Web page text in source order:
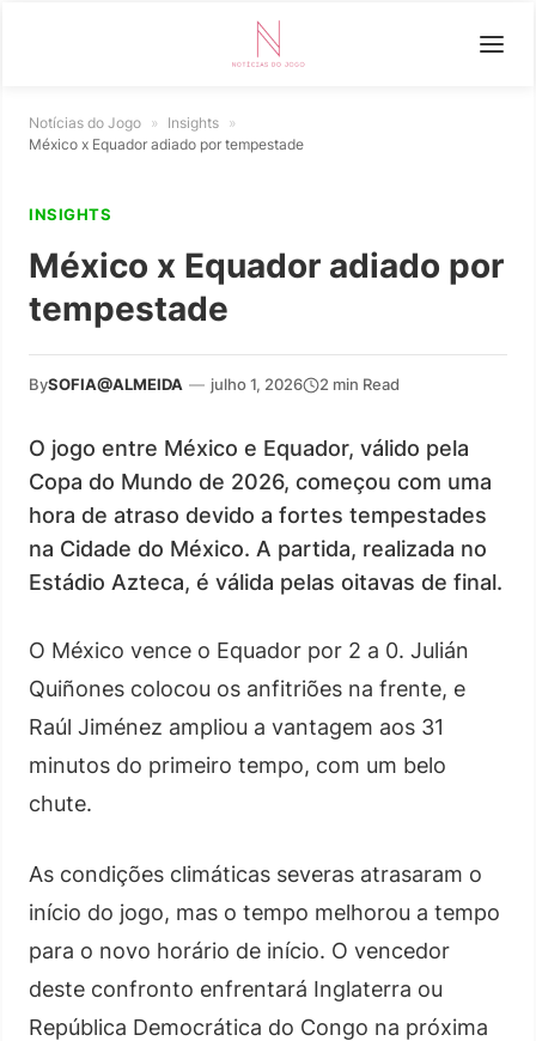
Notícias do Jogo » Insights »
México x Equador adiado por tempestade
INSIGHTS
México x Equador adiado por
tempestade
BySOFIA@ALMEIDA — julho 1, 2026 2 min Read
O jogo entre México e Equador, válido pela
Copa do Mundo de 2026, começou com uma
hora de atraso devido a fortes tempestades
na Cidade do México. A partida, realizada no
Estádio Azteca, é válida pelas oitavas de final.
O México vence o Equador por 2 a 0. Julián
Quiñones colocou os anfitriões na frente, e
Raúl Jiménez ampliou a vantagem aos 31
minutos do primeiro tempo, com um belo
chute.
As condições climáticas severas atrasaram o
início do jogo, mas o tempo melhorou a tempo
para o novo horário de início. O vencedor
deste confronto enfrentará Inglaterra ou
República Democrática do Congo na próxima